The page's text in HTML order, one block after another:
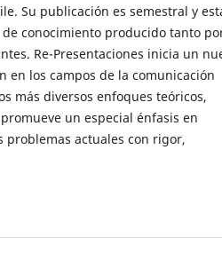
Su publicación es semestral y
conocimiento producido tanto
Re-Presentaciones inicia un
en los campos de la comunicación
más diversos enfoques teóricos,
un especial énfasis en
problemas actuales con rigor,